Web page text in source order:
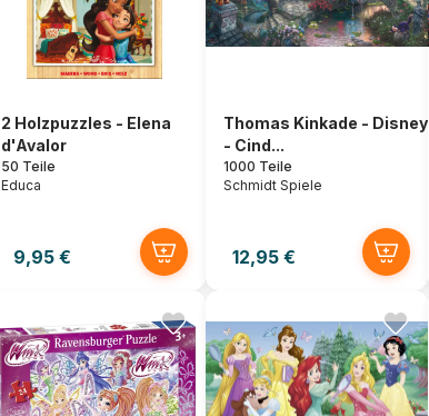
2 Holzpuzzles - Elena
d'Avalor
50 Teile
Educa
9,95 €
Thomas Kinkade - Disney
- Cind...
1000 Teile
Schmidt Spiele
12,95 €